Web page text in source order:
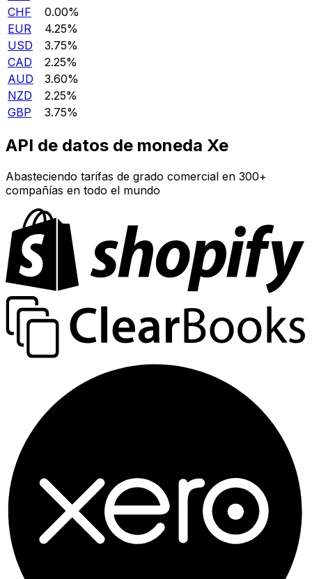
CHF
0.00%
EUR
4.25%
USD
3.75%
CAD
2.25%
AUD
3.60%
NZD
2.25%
GBP
3.75%
API de datos de moneda Xe
Abasteciendo tarifas de grado comercial en 300+
compañías en todo el mundo